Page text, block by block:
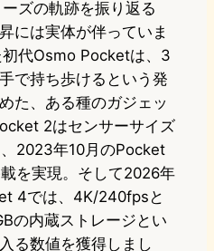
ズの軌跡を振り返る
には実体が伴っていま
代Osmo Pocketは、3
で持ち歩けるという発
た、ある種のガジェッ
2はセンサーサイズ
2023年10月のPocket
を実現。そして2026年
4では、4K/240fpsと
の内蔵ストレージとい
る数値を獲得しまし